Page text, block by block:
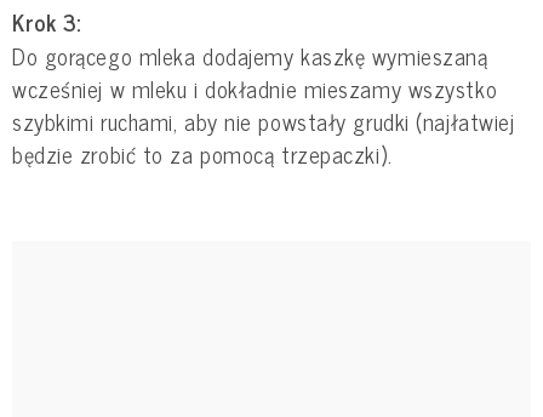
Krok 3:
Do gorącego mleka dodajemy kaszkę wymieszaną
wcześniej w mleku i dokładnie mieszamy wszystko
szybkimi ruchami, aby nie powstały grudki (najłatwiej
będzie zrobić to za pomocą trzepaczki).